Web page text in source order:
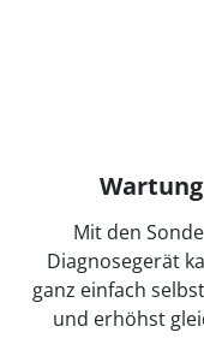
Mit den
Diagnosegerät
ganz einfach
und erhöhst